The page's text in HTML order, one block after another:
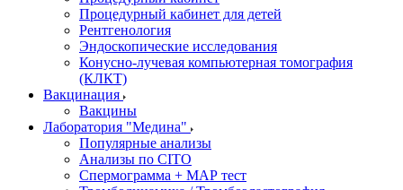
Процедурный кабинет для детей
Рентгенология
Эндоскопические исследования
Конусно-лучевая компьютерная томография
(КЛКТ)
Вакцинация
Вакцины
Лаборатория "Медина"
Популярные анализы
Анализы по CITO
Спермограмма + МАР тест